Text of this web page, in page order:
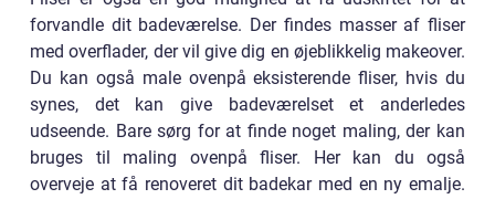
forvandle dit badeværelse. Der findes masser af fliser
med overflader, der vil give dig en øjeblikkelig makeover.
Du kan også male ovenpå eksisterende fliser, hvis du
synes, det kan give badeværelset et anderledes
udseende. Bare sørg for at finde noget maling, der kan
bruges til maling ovenpå fliser. Her kan du også
overveje at få renoveret dit badekar med en ny emalje.